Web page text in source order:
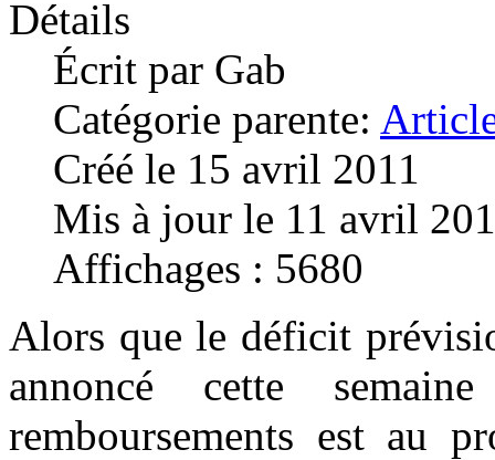
Détails
Écrit par Gab
Catégorie parente:
Créé le 15 avril 2011
Mis à jour le 11 avril
Affichages : 5680
Alors que le déficit
annoncé cette
remboursements est au